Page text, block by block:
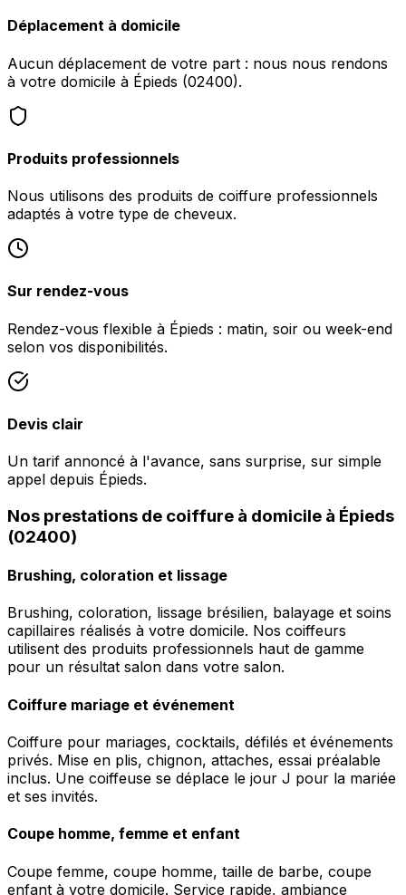
Déplacement à domicile
Aucun déplacement de votre part : nous nous rendons
à votre domicile à Épieds (02400).
Produits professionnels
Nous utilisons des produits de coiffure professionnels
adaptés à votre type de cheveux.
Sur rendez-vous
Rendez-vous flexible à Épieds : matin, soir ou week-end
selon vos disponibilités.
Devis clair
Un tarif annoncé à l'avance, sans surprise, sur simple
appel depuis Épieds.
Nos prestations de coiffure à domicile à Épieds
(02400)
Brushing, coloration et lissage
Brushing, coloration, lissage brésilien, balayage et soins
capillaires réalisés à votre domicile. Nos coiffeurs
utilisent des produits professionnels haut de gamme
pour un résultat salon dans votre salon.
Coiffure mariage et événement
Coiffure pour mariages, cocktails, défilés et événements
privés. Mise en plis, chignon, attaches, essai préalable
inclus. Une coiffeuse se déplace le jour J pour la mariée
et ses invités.
Coupe homme, femme et enfant
Coupe femme, coupe homme, taille de barbe, coupe
enfant à votre domicile. Service rapide, ambiance